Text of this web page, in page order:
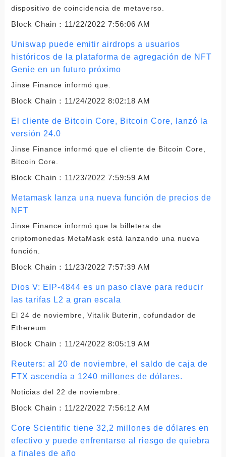
dispositivo de coincidencia de metaverso.
Block Chain： 11/22/2022 7:56:06 AM
Uniswap puede emitir airdrops a usuarios
históricos de la plataforma de agregación de NFT
Genie en un futuro próximo
Jinse Finance informó que.
Block Chain： 11/24/2022 8:02:18 AM
El cliente de Bitcoin Core, Bitcoin Core, lanzó la
versión 24.0
Jinse Finance informó que el cliente de Bitcoin Core,
Bitcoin Core.
Block Chain： 11/23/2022 7:59:59 AM
Metamask lanza una nueva función de precios de
NFT
Jinse Finance informó que la billetera de
criptomonedas MetaMask está lanzando una nueva
función.
Block Chain： 11/23/2022 7:57:39 AM
Dios V: EIP-4844 es un paso clave para reducir
las tarifas L2 a gran escala
El 24 de noviembre, Vitalik Buterin, cofundador de
Ethereum.
Block Chain： 11/24/2022 8:05:19 AM
Reuters: al 20 de noviembre, el saldo de caja de
FTX ascendía a 1240 millones de dólares.
Noticias del 22 de noviembre.
Block Chain： 11/22/2022 7:56:12 AM
Core Scientific tiene 32,2 millones de dólares en
efectivo y puede enfrentarse al riesgo de quiebra
a finales de año